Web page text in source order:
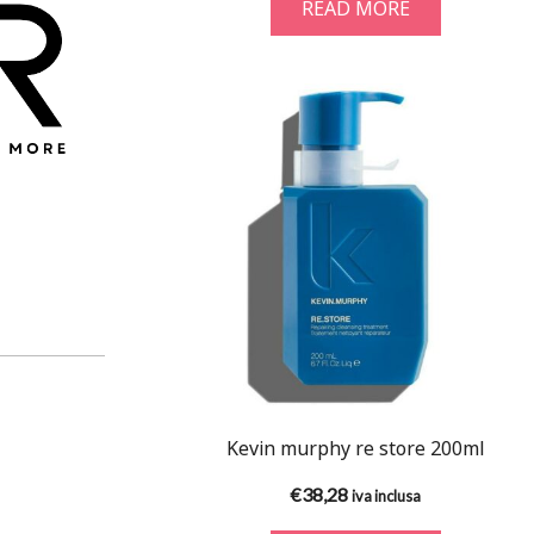
READ MORE
Kevin murphy re store 200ml
€38,28iva inclusa